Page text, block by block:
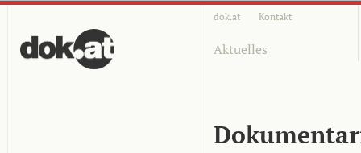
dok.at Kontakt
Aktuelles